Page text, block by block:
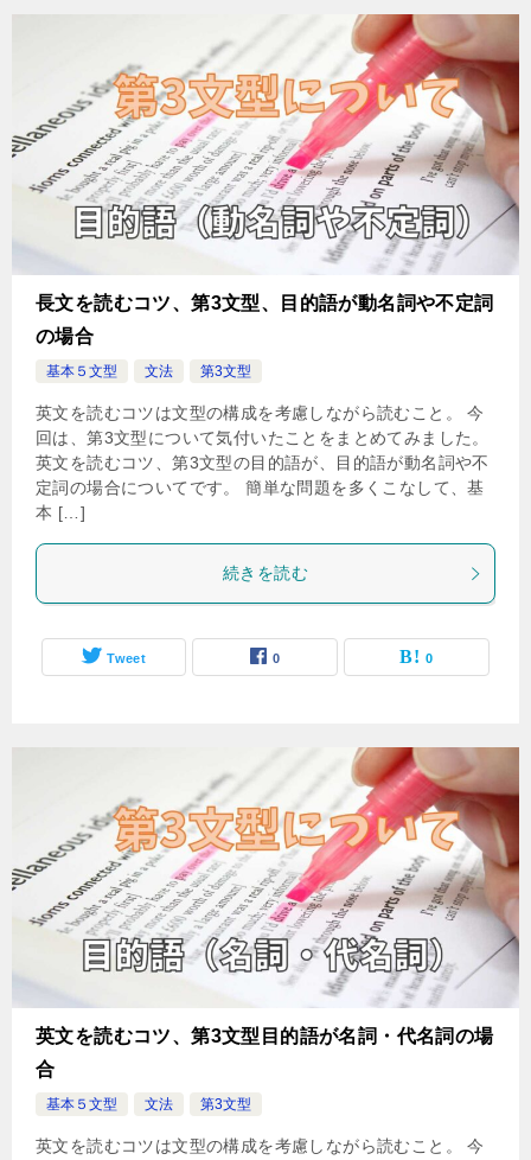
長文を読むコツ、第3文型、目的語が動名詞や不定詞
の場合
基本５文型 文法 第3文型
英文を読むコツは文型の構成を考慮しながら読むこと。 今
回は、第3文型について気付いたことをまとめてみました。
英文を読むコツ、第3文型の目的語が、目的語が動名詞や不
定詞の場合についてです。 簡単な問題を多くこなして、基
本 […]
続きを読む
Tweet 0 0
英文を読むコツ、第3文型目的語が名詞・代名詞の場
合
基本５文型 文法 第3文型
英文を読むコツは文型の構成を考慮しながら読むこと。 今